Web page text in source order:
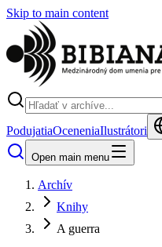
Skip to main content
PodujatiaOceneniaIlustrátori
Open main menu
Archív
Knihy
A guerra